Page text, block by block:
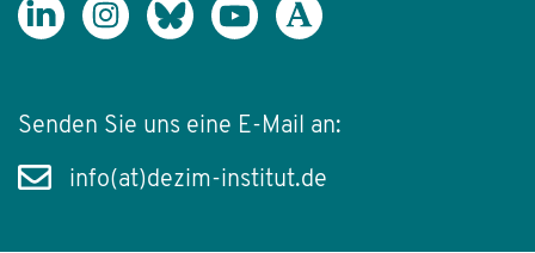
Senden Sie uns eine E-Mail an:
info(at)dezim-institut.de